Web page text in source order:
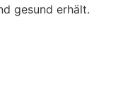
gesund erhält.